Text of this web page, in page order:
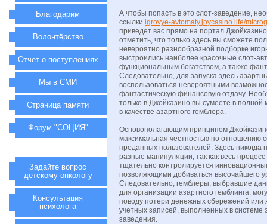
А чтобы попасть в это слот-заведение,
ссылки igrovye-avtomaty.joycasino.life/
приведет вас прямо на портал
отметить, что только здесь вы сможете
невероятно разнообразной подборке
выстроились наиболее красочные слот-
функциональным богатством, а также
Следовательно, для запуска здесь
воспользоваться невероятными
фантастическую финансовую отдачу.
только в Джойказино вы сумеете в полной
в качестве азартного гемблера.
Основополагающим принципом
максимальная честностью по отношению
преданных пользователей. Здесь никогда
разные манипуляции, так как весь процесс
тщательно контролируется
позволяющими добиваться высочайшего
Следовательно, гемблеры, выбравшие
для организации азартного гемблинга,
поводу потери денежных сбережений или
учетных записей, выполненных в системе
заведения.
Благодарим
Волонтёрство
Отчет о поступлениях
Мы в СМИ
Страница памяти
Форум "СОЦИЯ"
Задайте вопрос
детскому онкологу
Консультация
психолога